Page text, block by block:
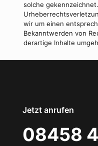
solche
wir um einen
Bekanntwerden von
derartige Inhalte
Jetzt anrufen
08458